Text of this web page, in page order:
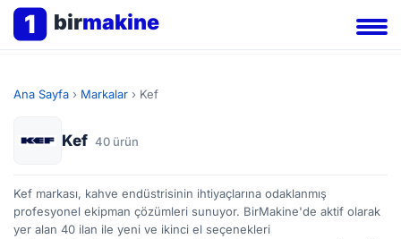
1 birmakine
Ana Sayfa › Markalar › Kef
Kef 40 ürün
Kef markası, kahve endüstrisinin ihtiyaçlarına odaklanmış
profesyonel ekipman çözümleri sunuyor. BirMakine'de aktif olarak
yer alan 40 ilan ile yeni ve ikinci el seçenekleri